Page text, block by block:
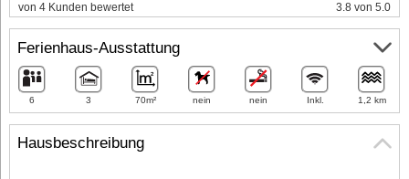
Hausbeschreibung
von 4 Kunden bewertet 3.8 von 5.0
Ferienhaus-Ausstattung
6 3 70m² nein nein Inkl. 1,2 km